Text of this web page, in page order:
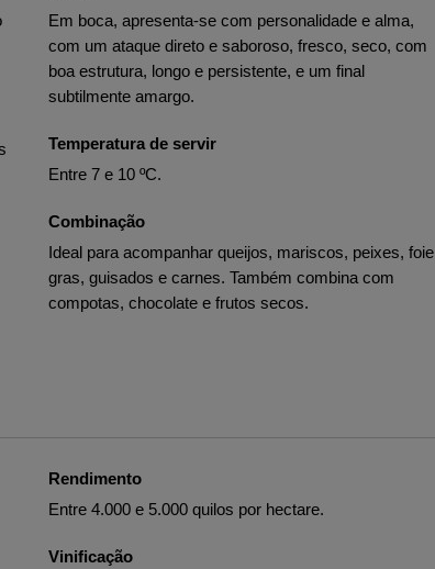
Em boca, apresenta-se com personalidade e alma,
com um ataque direto e saboroso, fresco, seco, com
boa estrutura, longo e persistente, e um final
subtilmente amargo.
Temperatura de servir
Entre 7 e 10 ºC.
Combinação
Ideal para acompanhar queijos, mariscos, peixes, foie
gras, guisados e carnes. Também combina com
compotas, chocolate e frutos secos.
Rendimento
Entre 4.000 e 5.000 quilos por hectare.
Vinificação